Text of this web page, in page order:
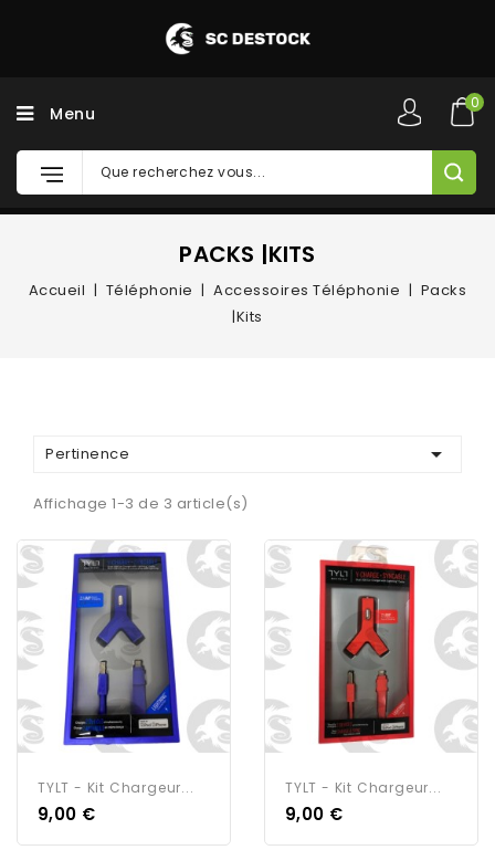
Menu
0
PACKS |KITS
Accueil Téléphonie Accessoires Téléphonie
Packs
|Kits
Pertinence 
Affichage 1-3 de 3 article(s)
TYLT - Kit Chargeur...
9,00 €
TYLT - Kit Chargeur...
9,00 €